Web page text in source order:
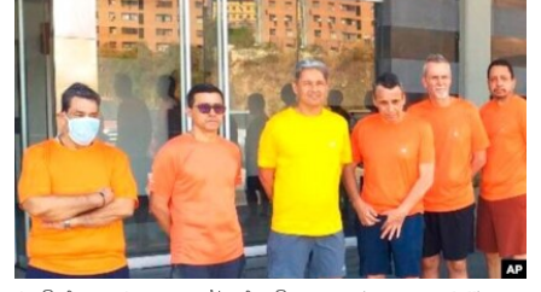
SearchASIA
EUROPE
MIDDLE EAST
SECURITY AND DEFENSE
AID AND DEVELOPMENT
DEMOCRACY AND GOVERNANCE
ECONOMY AND TRADE
ENVIRONMENT AND HEALTH
IDEALS AND INSTITUTIONS
ABOUT US
FOLLOW US